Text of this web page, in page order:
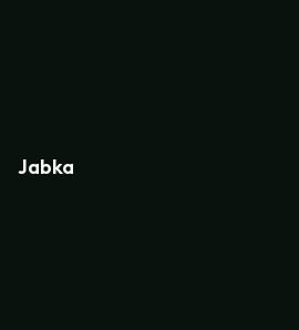
Jabka